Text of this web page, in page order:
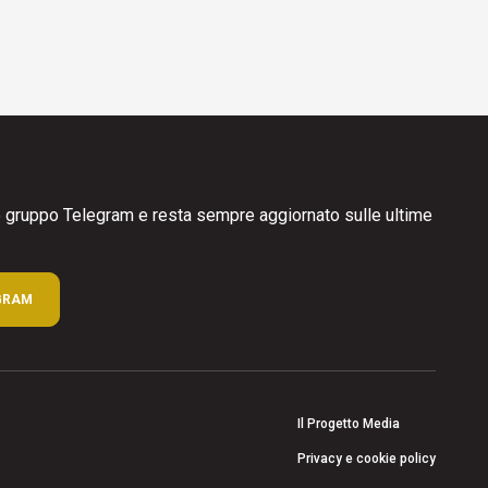
Telegram e resta sempre aggiornato sulle ultime
Il Progetto Media
Privacy e cookie policy